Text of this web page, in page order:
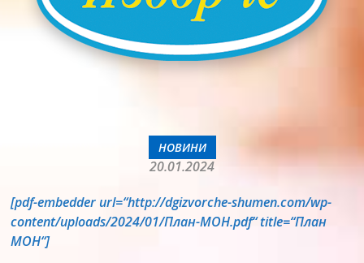
НОВИНИ
20.01.2024
[pdf-embedder url=“http://dgizvorche-shumen.com/wp-
content/uploads/2024/01/План-МОН.pdf“ title=“План
МОН“]